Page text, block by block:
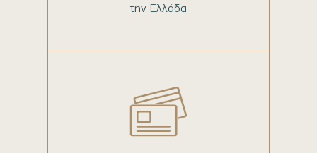
την Ελλάδα